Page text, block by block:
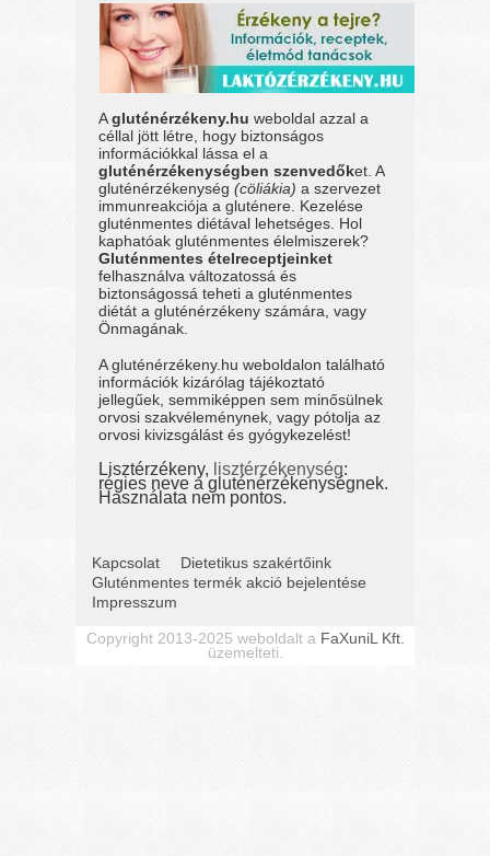
Agluténérzékeny.hu weboldal azzal a
céllal jött létre, hogy biztonságos
információkkal lássa el a
gluténérzékenységben szenvedőket. A
gluténérzékenység(cöliákia) a szervezet
immunreakciója a gluténere. Kezelése
gluténmentes diétával lehetséges. Hol
kaphatóak gluténmentes élelmiszerek?
Gluténmentes ételreceptjeinket
felhasználva változatossá és
biztonságossá teheti a gluténmentes
diétát a gluténérzékeny számára, vagy
Önmagának.
A gluténérzékeny.hu weboldalon található
információk kizárólag tájékoztató
jellegűek, semmiképpen sem minősülnek
orvosi szakvéleménynek, vagy pótolja az
orvosi kivizsgálást és gyógykezelést!
Lisztérzékeny, lisztérzékenység:
régies neve a gluténérzékenységnek.
Használata nem pontos.
Kapcsolat
Dietetikus szakértőink
Gluténmentes termék akció bejelentése
Impresszum
Copyright 2013-2025 weboldalt a FaXuniL Kft.
üzemelteti.